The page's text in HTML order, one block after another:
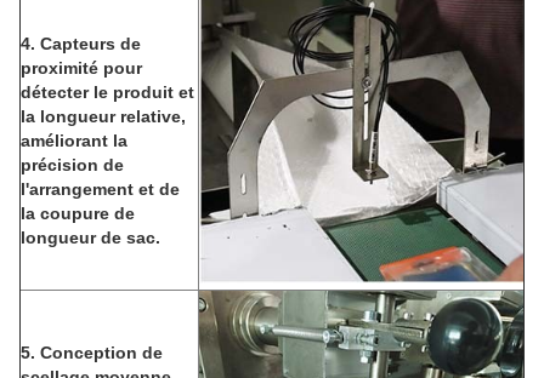
4. Capteurs de
proximité pour
détecter le produit et
la longueur relative,
améliorant la
précision de
l'arrangement et de
la coupure de
longueur de sac.
5. Conception de